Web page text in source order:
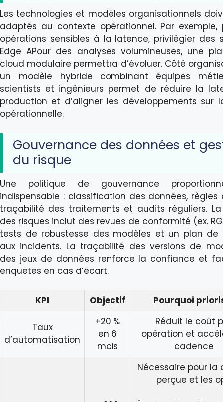
Les technologies et modèles organisationnels
adaptés au contexte opérationnel. Par exemple,
opérations sensibles à la latence, privilégier des
Edge APour des analyses volumineuses, une
cloud modulaire permettra d’évoluer. Côté
un modèle hybride combinant équipes
scientists et ingénieurs permet de réduire la
production et d’aligner les développements sur
opérationnelle.
Gouvernance des données et
du risque
Une politique de gouvernance
indispensable : classification des données, règles
traçabilité des traitements et audits réguliers.
des risques inclut des revues de conformité (ex.
tests de robustesse des modèles et un plan de
aux incidents. La traçabilité des versions de
des jeux de données renforce la confiance et
enquêtes en cas d’écart.
KPI Objectif Pourquoi
Taux
d’automatisation
+20 %
en 6
mois
Réduit le coût
opération et
cadence
Nécessaire pour la
perçue et les